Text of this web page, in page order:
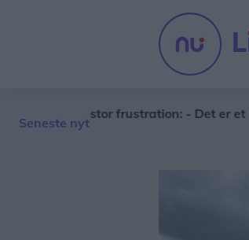
Seneste nyt
stor frustration: - Det er et